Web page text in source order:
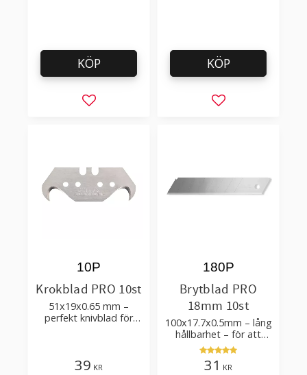
Lägg till i favoriter
KÖP
Lägg till i
KÖP
Krokblad PRO 10st
51x19x0.65 mm –
perfekt knivblad för
10P
39 KR
Brytblad PRO
18mm 10st
100x17.7x0.5mm – lång
hållbarhet – för att
skära kartong, tapet
och golvmaterial
180P
31 KR